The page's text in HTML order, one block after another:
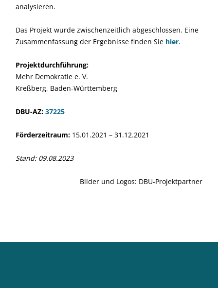
analysieren.
Das Projekt wurde zwischenzeitlich abgeschlossen. Eine
Zusammenfassung der Ergebnisse finden Sie hier.
Projektdurchführung:
Mehr Demokratie e. V.
Kreßberg, Baden-Württemberg
DBU-AZ: 37225
Förderzeitraum: 15.01.2021 – 31.12.2021
Stand: 09.08.2023
Bilder und Logos: DBU-Projektpartner